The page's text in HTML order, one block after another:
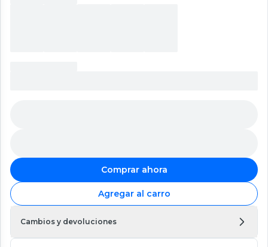
Comprar ahora
Agregar al carro
Cambios y devoluciones